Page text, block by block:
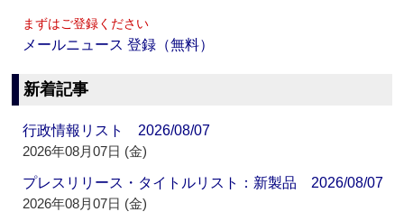
まずはご登録ください
メールニュース 登録（無料）
新着記事
行政情報リスト 2026/08/07
2026年08月07日 (金)
プレスリリース・タイトルリスト：新製品 2026/08/07
2026年08月07日 (金)